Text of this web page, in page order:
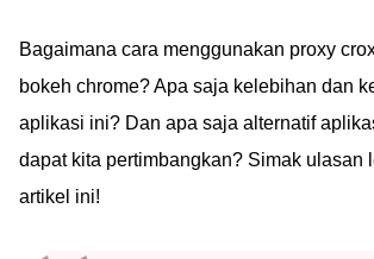
Bagaimana cara menggunakan proxy
bokeh chrome? Apa saja kelebihan dan
aplikasi ini? Dan apa saja alternatif
dapat kita pertimbangkan? Simak ulasan
artikel ini!